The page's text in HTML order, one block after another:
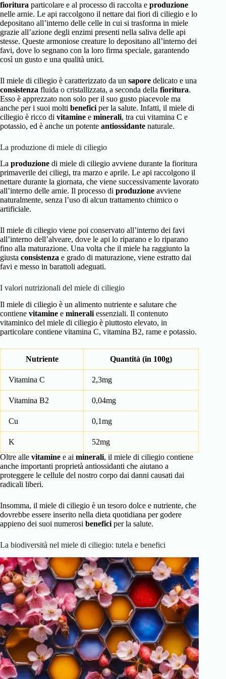
fioritura particolare e al processo di raccolta e produzione
nelle arnie. Le api raccolgono il nettare dai fiori di ciliegio e lo
depositano all’interno delle celle in cui si trasforma in miele
grazie all’azione degli enzimi presenti nella saliva delle api
stesse. Queste armoniose creature lo depositano all’interno dei
favi, dove lo segnano con la loro firma speciale, garantendo
così un gusto e una qualità unici.
Il miele di ciliegio è caratterizzato da un sapore delicato e una
consistenza fluida o cristallizzata, a seconda della fioritura.
Esso è apprezzato non solo per il suo gusto piacevole ma
anche per i suoi molti benefici per la salute. Infatti, il miele di
ciliegio è ricco di vitamine e minerali, tra cui vitamina C e
potassio, ed è anche un potente antiossidante naturale.
La produzione di miele di ciliegio
La produzione di miele di ciliegio avviene durante la fioritura
primaverile dei ciliegi, tra marzo e aprile. Le api raccolgono il
nettare durante la giornata, che viene successivamente lavorato
all’interno delle arnie. Il processo di produzione avviene
naturalmente, senza l’uso di alcun trattamento chimico o
artificiale.
Il miele di ciliegio viene poi conservato all’interno dei favi
all’interno dell’alveare, dove le api lo riparano e lo riparano
fino alla maturazione. Una volta che il miele ha raggiunto la
giusta consistenza e grado di maturazione, viene estratto dai
favi e messo in barattoli adeguati.
I valori nutrizionali del miele di ciliegio
Il miele di ciliegio è un alimento nutriente e salutare che
contiene vitamine e minerali essenziali. Il contenuto
vitaminico del miele di ciliegio è piuttosto elevato, in
particolare contiene vitamina C, vitamina B2, rame e potassio.
Nutriente Quantità (in 100g)
Vitamina C 2,3mg
Vitamina B2 0,04mg
Cu 0,1mg
K
52mg
Oltre alle vitamine e ai minerali, il miele di ciliegio contiene
anche importanti proprietà antiossidanti che aiutano a
proteggere le cellule del nostro corpo dai danni causati dai
radicali liberi.
Insomma, il miele di ciliegio è un tesoro dolce e nutriente, che
dovrebbe essere inserito nella dieta quotidiana per godere
appieno dei suoi numerosi benefici per la salute.
La biodiversità nel miele di ciliegio: tutela e benefici